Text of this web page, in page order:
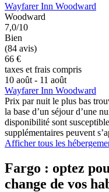
Wayfarer Inn Woodward
Woodward
7,0/10
Bien
(84 avis)
66 €
taxes et frais compris
10 août - 11 août
Wayfarer Inn Woodward
Prix par nuit le plus bas
la base d’un séjour d’une
disponibilité sont
supplémentaires peuvent
Afficher tous les
Fargo : optez
change de vos